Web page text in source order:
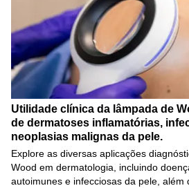
Utilidade clínica da lâmpada de
de dermatoses inflamatórias,
neoplasias malignas da pele.
Explore as diversas aplicações
Wood em dermatologia, incluindo
autoimunes e infecciosas da pele, além